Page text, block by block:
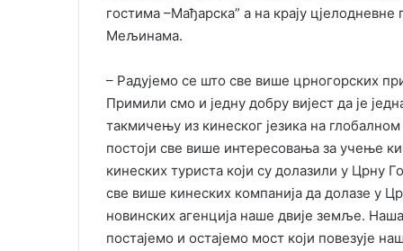
гостима –Мађарска” а на крају
Мељинама.
– Радујемо се што све више црногорских
Примили смо и једну добру вијест да је
такмичењу из кинеског језика на
постоји све више интересовања за учење
кинеских туриста који су долазили у Црну
све више кинеских компанија да долазе у
новинских агенција наше двије земље.
постајемо и остајемо мост који повезује